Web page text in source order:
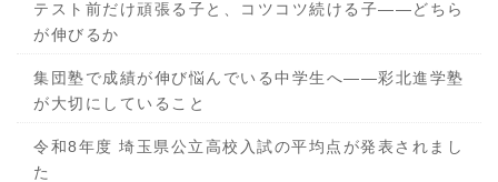
テスト前だけ頑張る子と、コツコツ続ける子——どちら
が伸びるか
集団塾で成績が伸び悩んでいる中学生へ——彩北進学塾
が大切にしていること
令和8年度 埼玉県公立高校入試の平均点が発表されまし
た